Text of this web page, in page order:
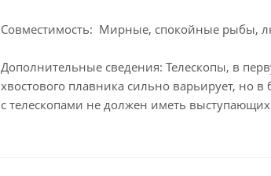
Совместимость: Мирные, спокойные рыбы,
Дополнительные сведения: Телескопы, в
хвостового плавника сильно варьирует, но
с телескопами не должен иметь